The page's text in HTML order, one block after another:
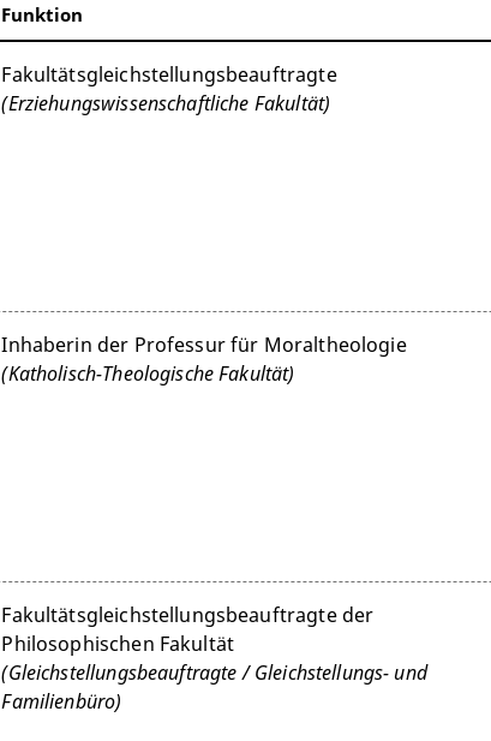
Funktion
Fakultätsgleichstellungsbeauftragte
(Erziehungswissenschaftliche Fakultät)
Inhaberin der Professur für Moraltheologie
(Katholisch-Theologische Fakultät)
Fakultätsgleichstellungsbeauftragte der
Philosophischen Fakultät
(Gleichstellungsbeauftragte / Gleichstellungs- und
Familienbüro)